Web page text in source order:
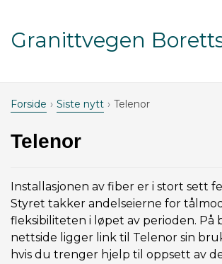
Granittvegen
Forside Siste nytt Telenor
Telenor
Installasjonen av fiber er i stort sett
Styret takker andelseierne for
fleksibiliteten i løpet av perioden. På
nettside ligger link til Telenor sin
hvis du trenger hjelp til oppsett av